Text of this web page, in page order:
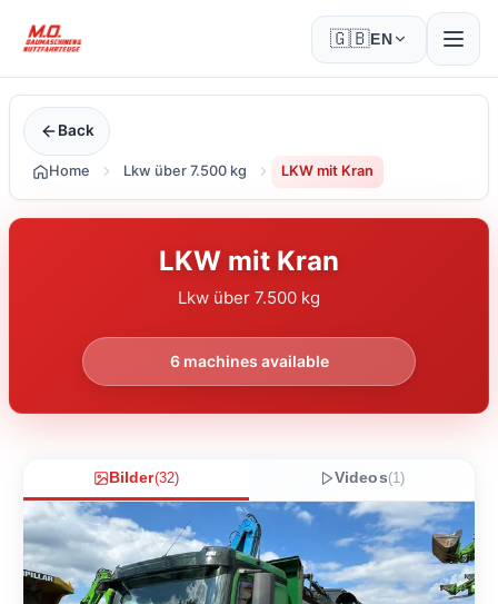
🇬🇧EN
Back
Home Lkw über 7.500 kg LKW mit Kran
LKW mit Kran
Lkw über 7.500 kg
6 machines available
Bilder(32) Videos(1)